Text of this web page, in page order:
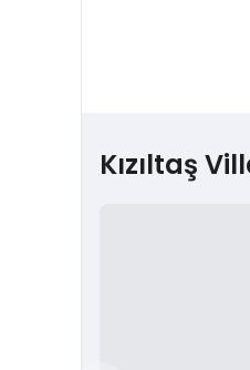
Kızıltaş